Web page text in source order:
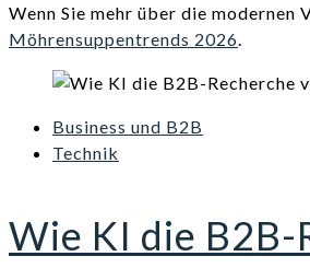
Wenn Sie mehr über die
Möhrensuppentrends 2026
Business und B2B
Technik
Wie KI die